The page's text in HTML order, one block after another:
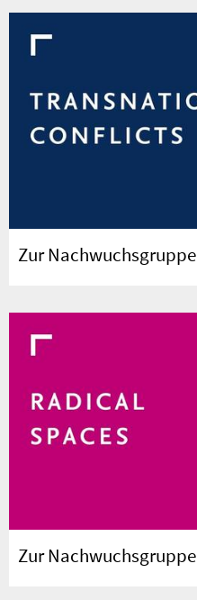
Zur Nachwuchsgruppe
Zur Nachwuchsgruppe